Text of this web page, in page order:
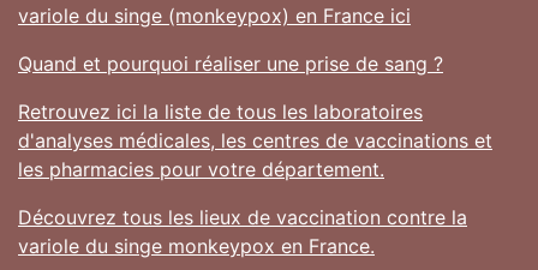
variole du singe (monkeypox) en France ici
Quand et pourquoi réaliser une prise de sang ?
Retrouvez ici la liste de tous les laboratoires
d'analyses médicales, les centres de vaccinations et
les pharmacies pour votre département.
Découvrez tous les lieux de vaccination contre la
variole du singe monkeypox en France.